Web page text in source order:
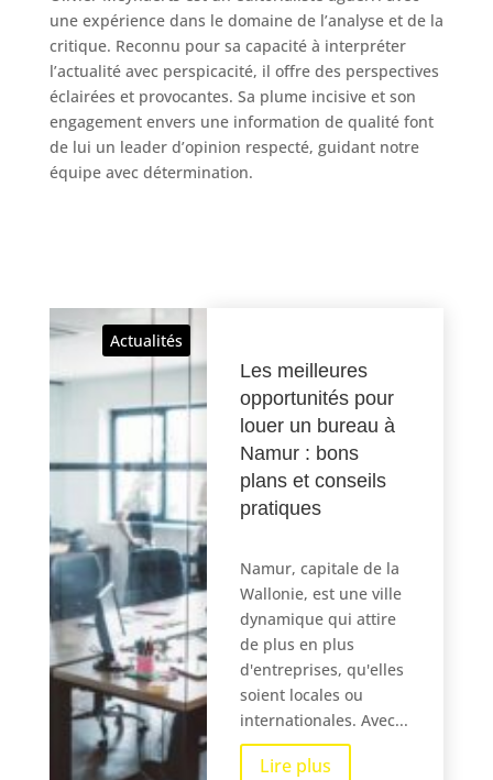
une expérience dans le domaine de l’analyse et de la
critique. Reconnu pour sa capacité à interpréter
l’actualité avec perspicacité, il offre des perspectives
éclairées et provocantes. Sa plume incisive et son
engagement envers une information de qualité font
de lui un leader d’opinion respecté, guidant notre
équipe avec détermination.
Actualités
Les meilleures
opportunités pour
louer un bureau à
Namur : bons
plans et conseils
pratiques
Namur, capitale de la
Wallonie, est une ville
dynamique qui attire
de plus en plus
d'entreprises, qu'elles
soient locales ou
internationales. Avec...
Lire plus